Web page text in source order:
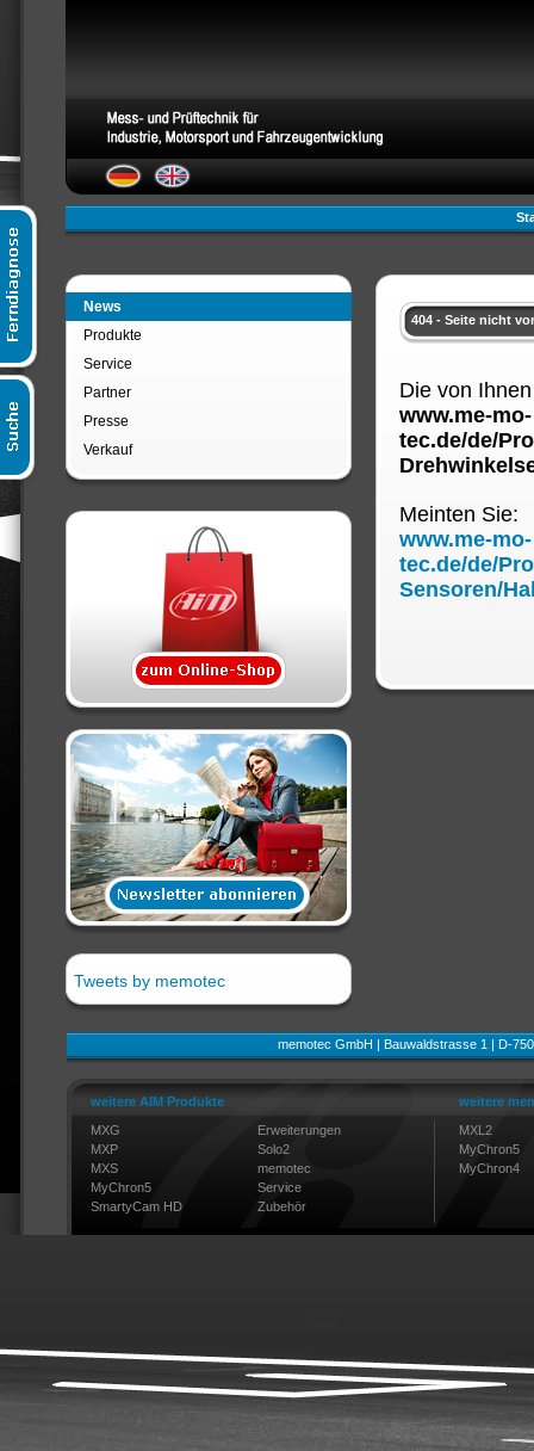
News
Produkte
Service
Partner
Presse
Verkauf
Tweets by memotec
404 - Seite nicht
Die von
www.me-mo-
tec.de/de/
Meinten Sie:
www.me-mo-
tec.de/de/
Sensoren/
memotec GmbH | Bauwaldstrasse 1 | D-
weitere AIM Produkte
MXG
Erweiterungen
MXP
Solo2
MXS
memotec
MyChron5
Service
SmartyCam HD
Zubehör
weitere
MXL2
MyChron5
MyChron4